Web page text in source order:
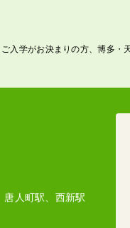
入学がお決まりの方、博多
人町駅、西新駅